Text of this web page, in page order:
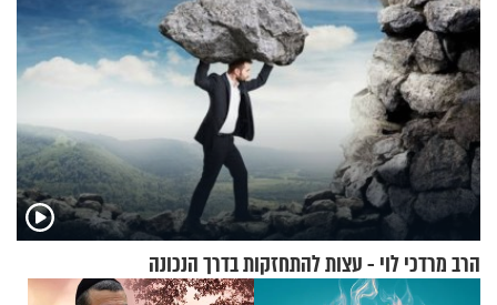
הרב מרדכי לוי - עצות להתחזקות בדרך הנכונה